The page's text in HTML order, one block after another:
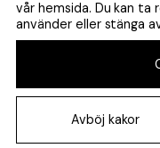
©
vår hemsida. Du kan ta
använder eller stänga
Avböj kakor